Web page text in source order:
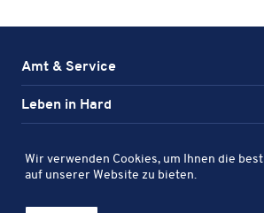
Karte
Entdecken Sie Sport-, Kultur- und
Amt & Service
Leben in Hard
Wir verwenden Cookies, um Ihnen die
auf unserer Website zu bieten.